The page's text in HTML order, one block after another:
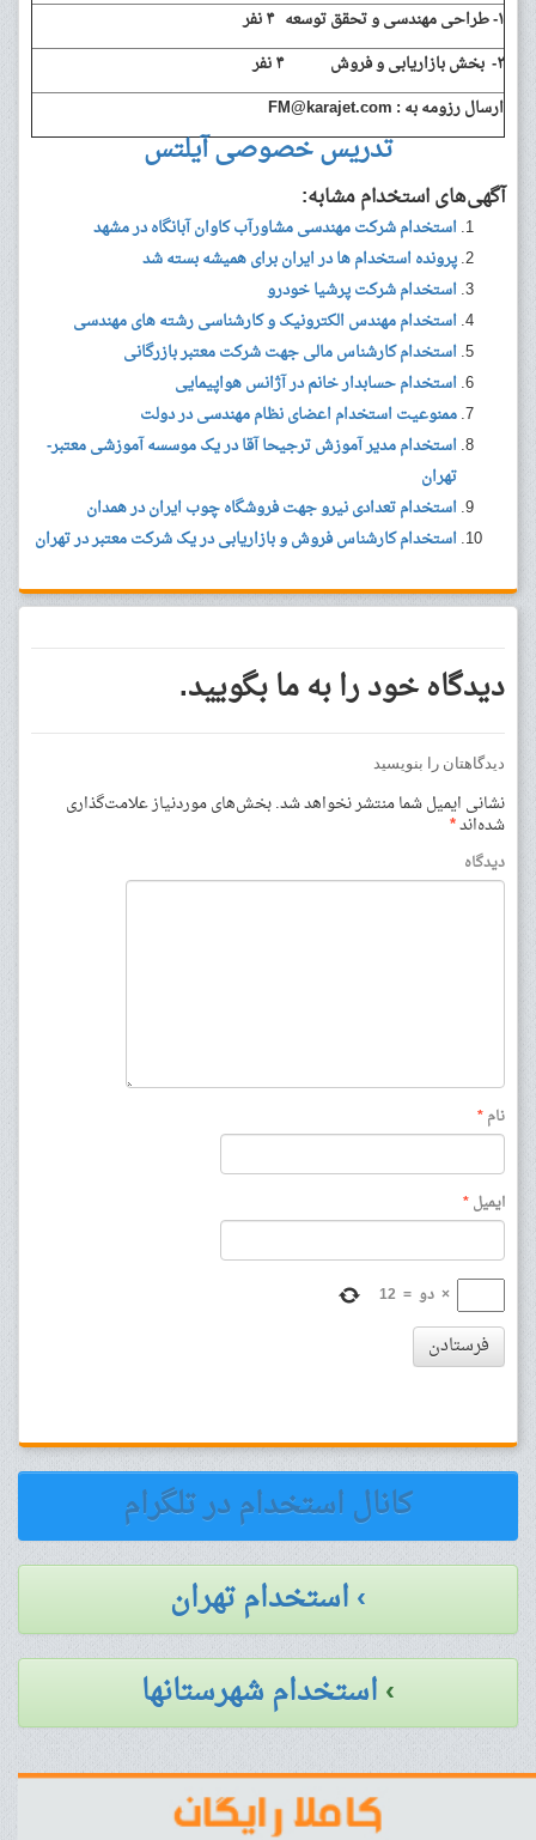
۱- طراحی مهندسی و تحقق توسعه ۴ نفر
۲- بخش بازاریابی و فروش ۴ نفر
ارسال رزومه به : FM@karajet.com
تدریس خصوصی آیلتس
آگهی‌های استخدام مشابه:
استخدام شرکت مهندسی مشاورآب کاوان آبانگاه در مشهد
پرونده استخدام ‌ها در ایران برای همیشه بسته شد
استخدام شرکت پرشیا خودرو
استخدام مهندس الکترونیک و کارشناسی رشته های مهندسی
استخدام کارشناس مالی جهت شرکت معتبر بازرگانی
استخدام حسابدار خانم در آژانس هواپیمایی
ممنوعیت استخدام اعضای نظام مهندسی در دولت
استخدام مدیر آموزش ترجیحا آقا در یک موسسه آموزشی معتبر-
تهران
استخدام تعدادی نیرو جهت فروشگاه چوب ایران در همدان
استخدام کارشناس فروش و بازاریابی در یک شرکت معتبر در تهران
دیدگاه خود را به ما بگویید.
دیدگاهتان را بنویسید
نشانی ایمیل شما منتشر نخواهد شد.بخش‌های موردنیاز علامت‌گذاری
شده‌اند*
دیدگاه
نام*
ایمیل*
× دو =
12
فرستادن
کانال استخدام در تلگرام
› استخدام تهران
›استخدام شهرستانها